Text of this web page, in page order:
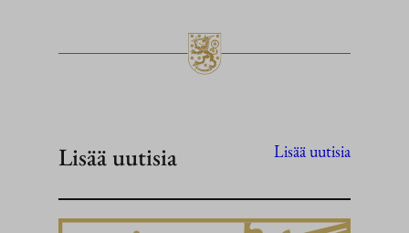
Lisää uutisia Lisää uutisia